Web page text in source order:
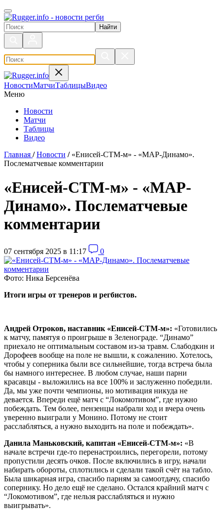
Поиск по сайту
НовостиМатчиТаблицыВидео
Меню
Новости
Матчи
Таблицы
Видео
Главная / Новости / «Енисей-СТМ-м» - «МАР-Динамо».
Послематчевые комментарии
«Енисей-СТМ-м» - «МАР-
Динамо». Послематчевые
комментарии
07 сентября 2025 в 11:17 0
Фото: Ника Берсенёва
Итоги игры от тренеров и регбистов.
Андрей Отроков, наставник «Енисей-СТМ-м»: «Готовились
к матчу, памятуя о проигрыше в Зеленограде. “Динамо”
приехало не оптимальным составом из-за травм. Слабодкин и
Дорофеев вообще на поле не вышли, к сожалению. Хотелось,
чтобы у соперника были все сильнейшие, тогда встреча была
бы намного интереснее. В любом случае, наши парни
красавцы - выложились на все 100% и заслуженно победили.
Да, мы уже почти чемпионы, но мотивация никуда не
девается. Впереди ещё матч с “Локомотивом”, где нужно
побеждать. Тем более, пензенцы набрали ход и вчера очень
уверенно выиграли у Монино. Потому не стоит
расслабляться, а нужно выходить на поле и побеждать».
Данила Маньковский, капитан «Енисей-СТМ-м»: «В
начале встречи где-то перенастроились, перегорели, потому
пропустили десять очков. После включились в игру, начали
набирать обороты, сплотились и сделали такой счёт на табло.
Была шикарная игра, спасибо парням за самоотдачу, спасибо
сопернику. Но дело ещё не сделано. Остался крайний матч с
“Локомотивом”, где нельзя расслабляться и нужно
выигрывать».